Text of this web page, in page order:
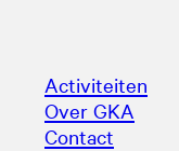
Activiteiten
Over GKA
Contact